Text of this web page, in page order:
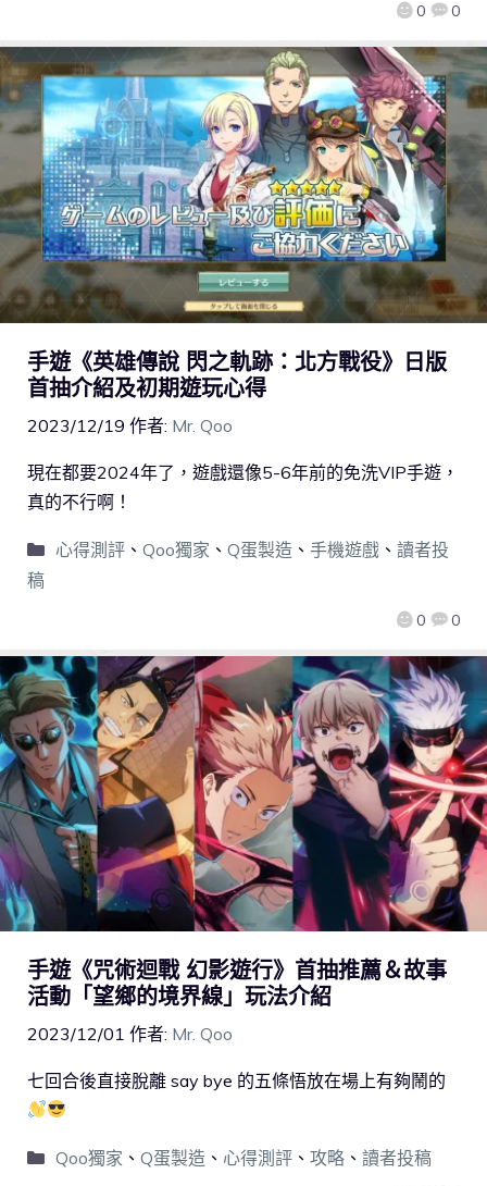
0 0
手遊《英雄傳說 閃之軌跡：北方戰役》日版
首抽介紹及初期遊玩心得
2023/12/19 作者: Mr. Qoo
0 0
現在都要2024年了，遊戲還像5-6年前的免洗VIP手遊，
真的不行啊！
心得測評、 Qoo獨家 、 Q蛋製造 、 手機遊戲、 讀者投
稿
手遊《咒術迴戰 幻影遊行》首抽推薦＆故事
活動「望鄉的境界線」玩法介紹
2023/12/01 作者: Mr. Qoo
七回合後直接脫離 say bye 的五條悟放在場上有夠鬧的
Qoo獨家 、 Q蛋製造 、 心得測評、 攻略、 讀者投稿